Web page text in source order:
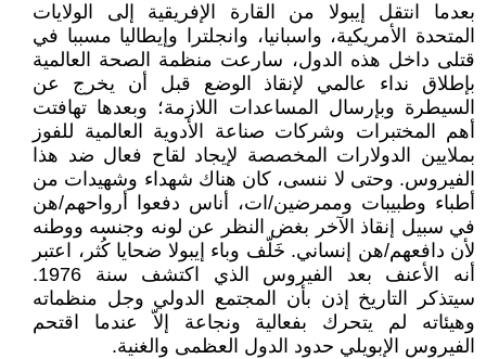
بعدما انتقل إيبولا من القارة الإفريقية إلى الولايات
المتحدة الأمريكية، واسبانيا، وانجلترا وإيطاليا مسببا في
قتلى داخل هذه الدول، سارعت منظمة الصحة العالمية
بإطلاق نداء عالمي لإنقاذ الوضع قبل أن يخرج عن
السيطرة وبإرسال المساعدات اللازمة؛ وبعدها تهافتت
أهم المختبرات وشركات صناعة الأدوية العالمية للفوز
بملايين الدولارات المخصصة لإيجاد لقاح فعال ضد هذا
الفيروس. وحتى لا ننسى، كان هناك شهداء وشهيدات من
أطباء وطبيبات وممرضين/ات، أناس دفعوا أرواحهم/هن
في سبيل إنقاذ الآخر بغض النظر عن لونه وجنسه ووطنه
لأن دافعهم/هن إنساني. خَلّف وباء إيبولا ضحايا كُثر، اعتبر
أنه الأعنف بعد الفيروس الذي اكتشف سنة 1976.
سيتذكر التاريخ إذن بأن المجتمع الدولي وجل منظماته
وهيئاته لم يتحرك بفعالية ونجاعة إلاّ عندما اقتحم
الفيروس الإبويلي حدود الدول العظمى والغنية.